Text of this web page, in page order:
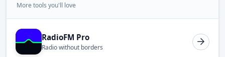
More tools you'll love
RadioFM Pro
Radio without borders